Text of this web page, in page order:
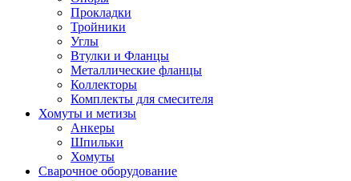
Прокладки
Тройники
Углы
Втулки и Фланцы
Металлические фланцы
Коллекторы
Комплекты для смесителя
Хомуты и метизы
Анкеры
Шпильки
Хомуты
Сварочное оборудование